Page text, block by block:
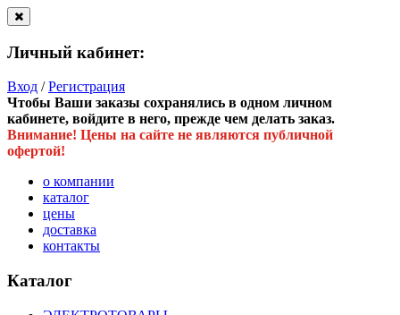
Личный кабинет:
Вход /Регистрация
Чтобы Ваши заказы сохранялись в одном личном
кабинете, войдите в него, прежде чем делать заказ.
Внимание! Цены на сайте не являются публичной
офертой!
о компании
каталог
цены
доставка
контакты
Каталог